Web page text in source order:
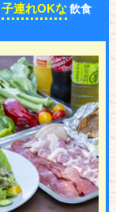
子連れOKな 飲食